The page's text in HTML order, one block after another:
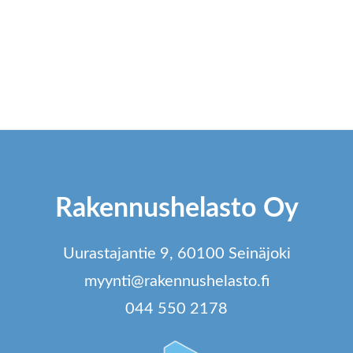
muunnelma.
valinnat
sivulla.
Rakennushelasto Oy
Uurastajantie 9, 60100 Seinäjoki
myynti@rakennushelasto.fi
044 550 2178